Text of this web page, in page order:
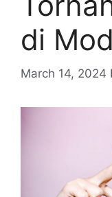
di
March 14, 2024